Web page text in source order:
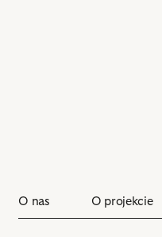
O nas O projekcie